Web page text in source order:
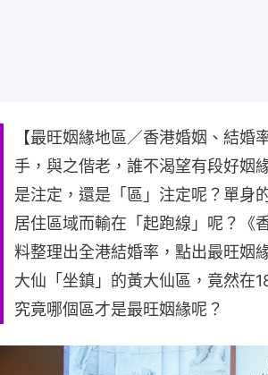
【最旺姻緣地區／香港婚姻、結婚
手，與之偕老，誰不渴望有段好姻
是注定，還是「區」注定呢？單身
居住區域而輸在「起跑線」呢？《
料整理出全港結婚率，點出最旺姻
大仙「坐鎮」的黃大仙區，竟然在
究竟哪個區才是最旺姻緣呢？